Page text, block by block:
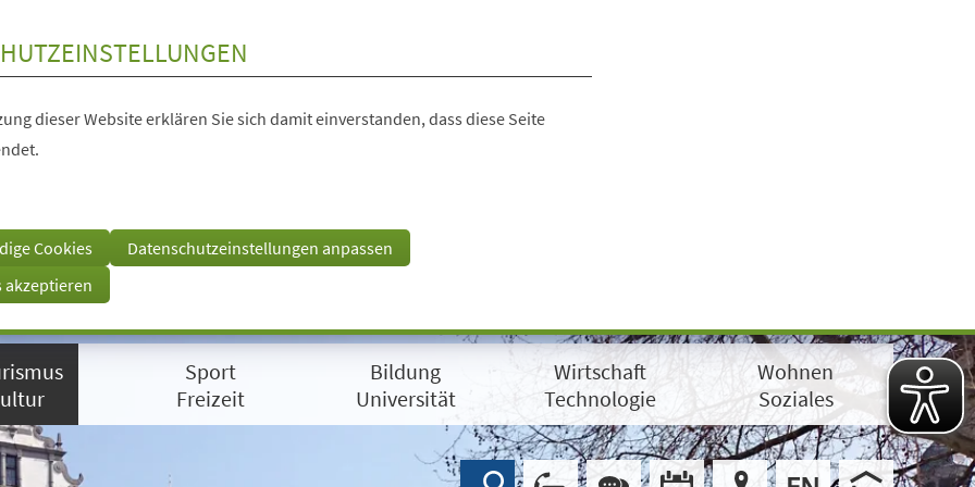
dieser Website erklären Sie sich damit einverstanden, dass diese Seite
Cookies
Datenschutzeinstellungen anpassen
akzeptieren
Sport
Freizeit
Bildung
Universität
Wirtschaft
Technologie
Wohnen
Soziales